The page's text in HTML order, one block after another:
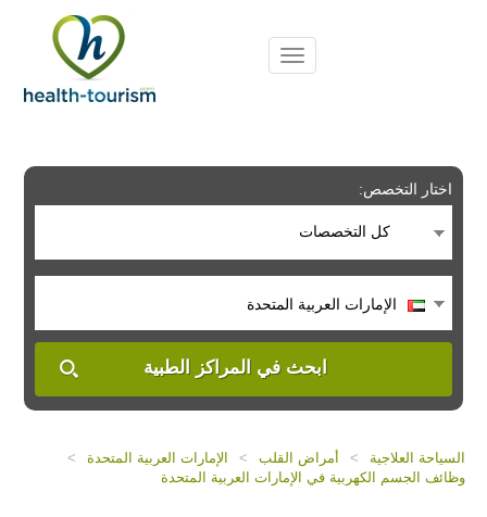
includes
system.
اختار التخصص:
كل التخصصات
الإمارات العربية المتحدة
ابحث في المراكز الطبية
السياحة العلاجية > أمراض القلب > الإمارات العربية المتحدة
>
وظائف الجسم الكهربية في الإمارات العربية المتحدة